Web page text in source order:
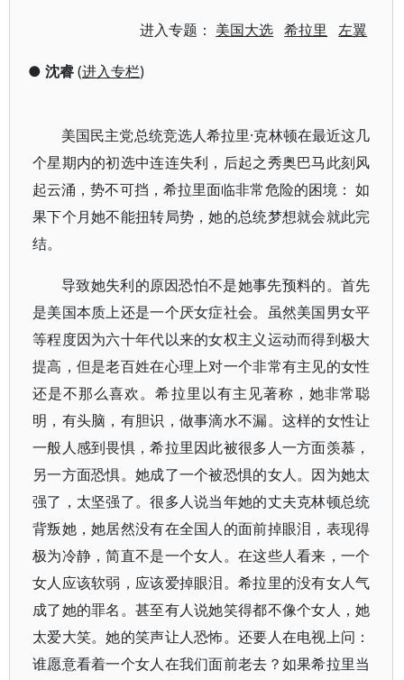
进入专题： 美国大选 希拉里 左翼
● 沈睿(进入专栏)
美国民主党总统竞选人希拉里·克林顿在最近这几
个星期内的初选中连连失利，后起之秀奥巴马此刻风
起云涌，势不可挡，希拉里面临非常危险的困境： 如
果下个月她不能扭转局势，她的总统梦想就会就此完
结。
导致她失利的原因恐怕不是她事先预料的。首先
是美国本质上还是一个厌女症社会。虽然美国男女平
等程度因为六十年代以来的女权主义运动而得到极大
提高，但是老百姓在心理上对一个非常有主见的女性
还是不那么喜欢。希拉里以有主见著称，她非常聪
明，有头脑，有胆识，做事滴水不漏。这样的女性让
一般人感到畏惧，希拉里因此被很多人一方面羡慕，
另一方面恐惧。她成了一个被恐惧的女人。因为她太
强了，太坚强了。很多人说当年她的丈夫克林顿总统
背叛她，她居然没有在全国人的面前掉眼泪，表现得
极为冷静，简直不是一个女人。在这些人看来，一个
女人应该软弱，应该爱掉眼泪。希拉里的没有女人气
成了她的罪名。甚至有人说她笑得都不像个女人，她
太爱大笑。她的笑声让人恐怖。还要人在电视上问：
谁愿意看着一个女人在我们面前老去？如果希拉里当